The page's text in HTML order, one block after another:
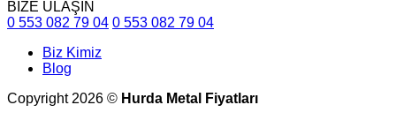
BİZE ULAŞIN
0 553 082 79 04 0 553 082 79 04
Biz Kimiz
Blog
Copyright 2026 © Hurda Metal Fiyatları